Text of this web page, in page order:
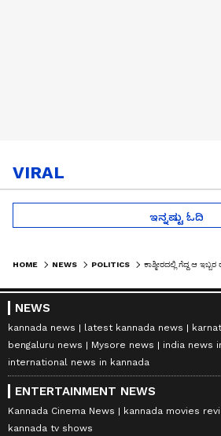
VIRAL
ಇನ್ನಷ್ಟು ಓದಿ
HOME NEWS POLITICS
NEWS
kannada news latest kannada news
bengaluru news
Mysore news
india news
international news in kannada
ENTERTAINMENT NEWS
Kannada Cinema News kannada movies
kannada tv shows